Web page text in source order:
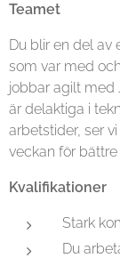
Teamet
Du blir en del av
som var med
jobbar agilt med
är delaktiga i
arbetstider, ser
veckan för
Kvalifikationer
Stark
Du